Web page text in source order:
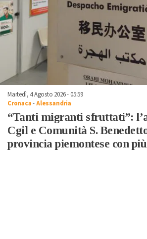
Martedì, 4 Agosto 2026 - 05:59
Cronaca-Alessandria
“Tanti migranti sfruttati”:
Cgil e Comunità S.
provincia piemontese con